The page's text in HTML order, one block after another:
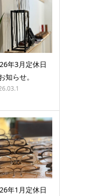
年3月定休日
知らせ。
年1月定休日